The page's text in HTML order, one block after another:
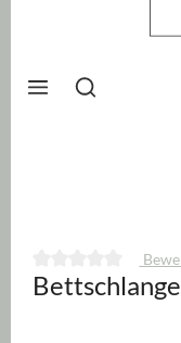
Durchschnittliche